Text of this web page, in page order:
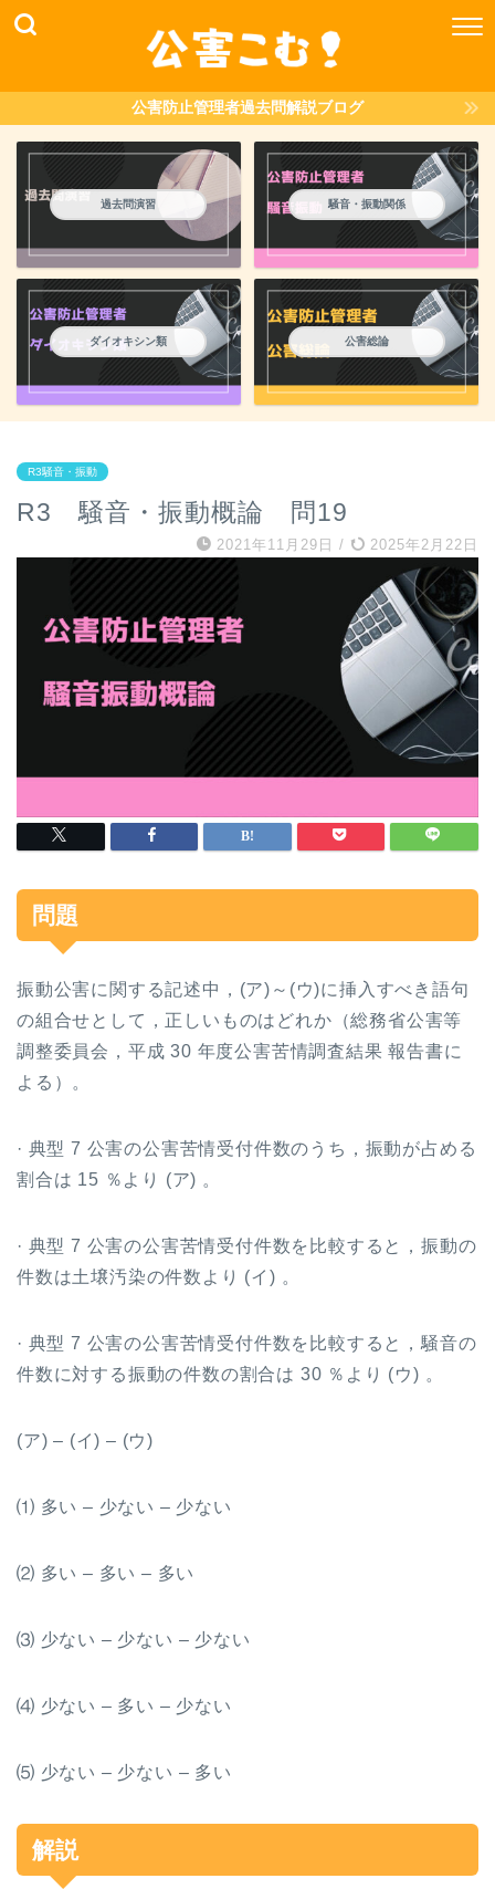
公害防止管理者過去問解説ブログ
過去問演習 騒音・振動関係
ダイオキシン類 公害総論
R3騒音・振動
R3 騒音・振動概論 問19
2021年11月29日 / 2025年2月22日
問題
振動公害に関する記述中， (ア) ～ (ウ)に挿入すべき語句
の組合せとして，正しいものはどれか（総務省公害等
調整委員会，平成 30 年度公害苦情調査結果 報告書に
よる）。
· 典型 7 公害の公害苦情受付件数のうち，振動が占める
割合は 15 ％より (ア) 。
· 典型 7 公害の公害苦情受付件数を比較すると，振動の
件数は土壌汚染の件数より (イ) 。
· 典型 7 公害の公害苦情受付件数を比較すると，騒音の
件数に対する振動の件数の割合は 30 ％より (ウ) 。
(ア) – (イ) – (ウ)
⑴ 多い – 少ない – 少ない
⑵ 多い – 多い – 多い
⑶ 少ない – 少ない – 少ない
⑷ 少ない – 多い – 少ない
⑸ 少ない – 少ない – 多い
解説